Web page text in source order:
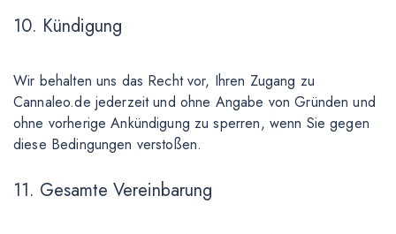
10. Kündigung
Wir behalten uns das Recht vor, Ihren Zugang zu
Cannaleo.de jederzeit und ohne Angabe von Gründen und
ohne vorherige Ankündigung zu sperren, wenn Sie gegen
diese Bedingungen verstoßen.
11. Gesamte Vereinbarung